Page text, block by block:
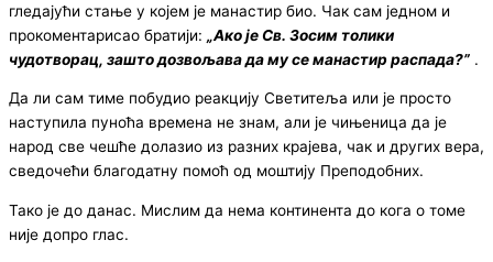
гледајући стање у којем је манастир био. Чак сам једном и
прокоментарисао братији: „Ако је Св. Зосим толики
чудотворац, зашто дозвољава да му се манастир распада?” .
Да ли сам тиме побудио реакцију Светитеља или је просто
наступила пуноћа времена не знам, али је чињеница да је
народ све чешће долазио из разних крајева, чак и других вера,
сведочећи благодатну помоћ од моштију Преподобних.
Тако је до данас. Мислим да нема континента до кога о томе
није допро глас.